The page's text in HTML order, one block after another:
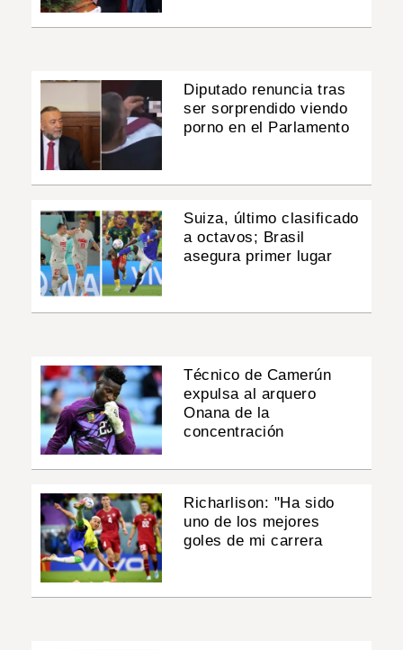
Diputado renuncia tras
ser sorprendido viendo
porno en el Parlamento
Suiza, último clasificado
a octavos; Brasil
asegura primer lugar
Técnico de Camerún
expulsa al arquero
Onana de la
concentración
Richarlison: "Ha sido
uno de los mejores
goles de mi carrera